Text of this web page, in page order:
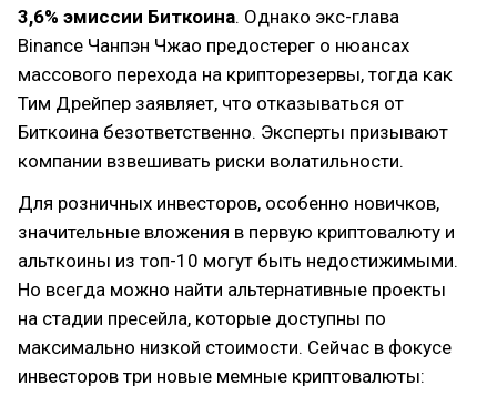
3,6% эмиссии Биткоина. Однако экс-глава
Binance Чанпэн Чжао предостерег о нюансах
массового перехода на крипторезервы, тогда как
Тим Дрейпер заявляет, что отказываться от
Биткоина безответственно. Эксперты призывают
компании взвешивать риски волатильности.
Для розничных инвесторов, особенно новичков,
значительные вложения в первую криптовалюту и
альткоины из топ-10 могут быть недостижимыми.
Но всегда можно найти альтернативные проекты
на стадии пресейла, которые доступны по
максимально низкой стоимости. Сейчас в фокусе
инвесторов три новые мемные криптовалюты: